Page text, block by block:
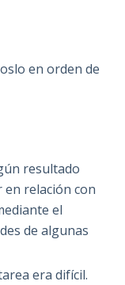
en orden de
resultado
relación con
el
de algunas
era difícil.